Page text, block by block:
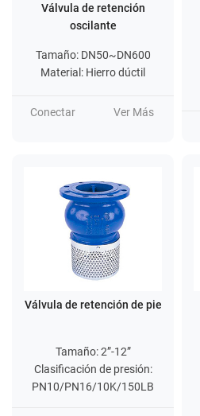
Válvula de retención
oscilante
Tamaño: DN50~DN600
Material: Hierro dúctil
Conectar Ver Más
Válvula de retención de pie
Tamaño: 2”-12”
Clasificación de presión:
PN10/PN16/10K/150LB